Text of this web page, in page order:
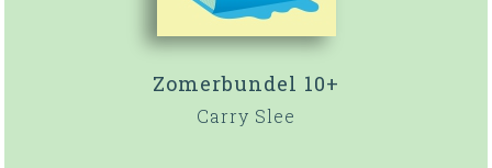
Zomerbundel 10+
Carry Slee